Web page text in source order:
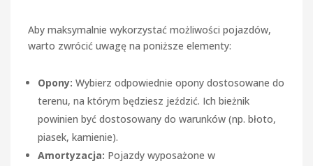
Aby maksymalnie wykorzystać możliwości pojazdów,
warto zwrócić uwagę na poniższe elementy:
Opony: Wybierz odpowiednie opony dostosowane do
terenu, na którym będziesz jeździć. Ich bieżnik
powinien być dostosowany do warunków (np. błoto,
piasek, kamienie).
Amortyzacja: Pojazdy wyposażone w